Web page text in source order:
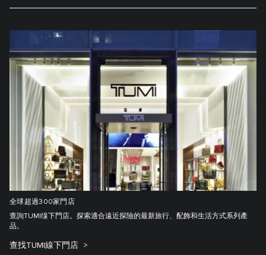
全球超過300家門店
查詢TUMI缐下門店。探索適合遠近探險的最新旅行、配飾和生活方式系列產
品。
查找TUMI線下門店